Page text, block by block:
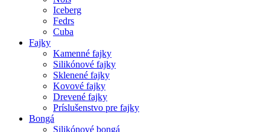
Iceberg
Fedrs
Cuba
Fajky
Kamenné fajky
Silikónové fajky
Sklenené fajky
Kovové fajky
Drevené fajky
Príslušenstvo pre fajky
Bongá
Silikónové bongá